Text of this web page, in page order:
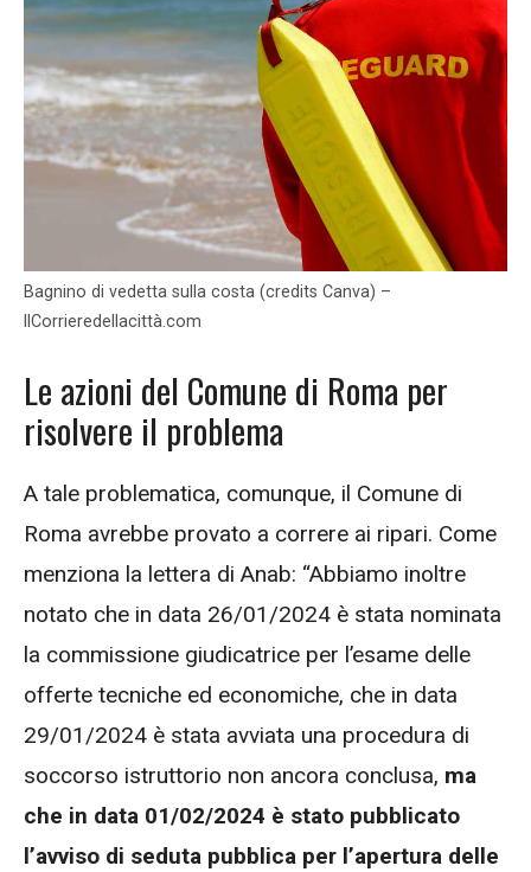
Bagnino di vedetta sulla costa (credits Canva) –
IlCorrieredellacittà.com
Le azioni del Comune di Roma per
risolvere il problema
A tale problematica, comunque, il Comune di
Roma avrebbe provato a correre ai ripari. Come
menziona la lettera di Anab: “Abbiamo inoltre
notato che in data 26/01/2024 è stata nominata
la commissione giudicatrice per l’esame delle
offerte tecniche ed economiche, che in data
29/01/2024 è stata avviata una procedura di
soccorso istruttorio non ancora conclusa, ma
che in data 01/02/2024 è stato pubblicato
l’avviso di seduta pubblica per l’apertura delle